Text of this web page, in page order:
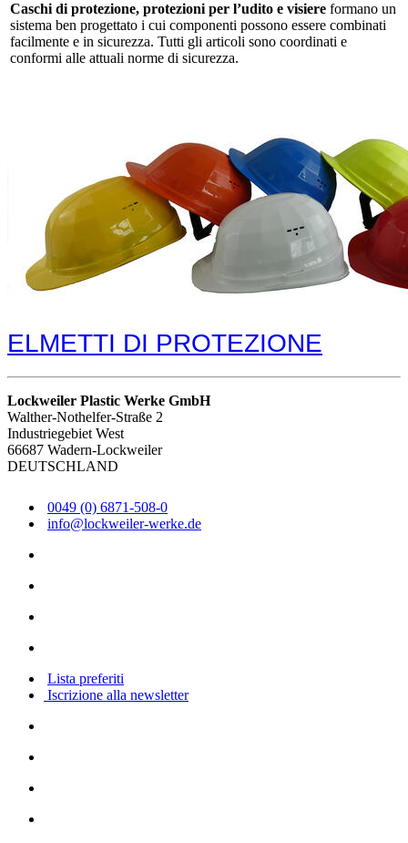
Caschi di protezione, protezioni per l’udito e visiere formano un
sistema ben progettato i cui componenti possono essere combinati
facilmente e in sicurezza. Tutti gli articoli sono coordinati e
conformi alle attuali norme di sicurezza.
ELMETTI DI PROTEZIONE
Lockweiler Plastic Werke GmbH
Walther-Nothelfer-Straße 2
Industriegebiet West
66687 Wadern-Lockweiler
DEUTSCHLAND
0049 (0) 6871-508-0
info@lockweiler-werke.de
Lista preferiti
Iscrizione alla newsletter